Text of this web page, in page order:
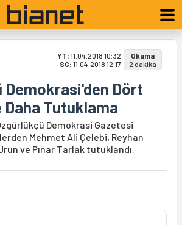
YT: 11.04.2018 10:32
SG: 11.04.2018 12:17
Okuma
2 dakika
Demokrasi'den Dört
Daha Tutuklama
Demokrasi Gazetesi
Mehmet Ali Çelebi, Reyhan
ve Pınar Tarlak tutuklandı.